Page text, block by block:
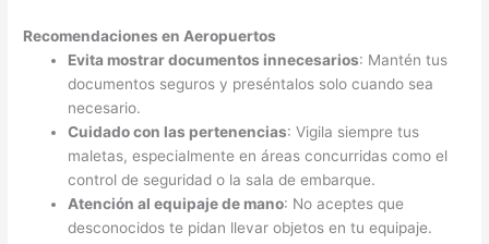
Recomendaciones en Aeropuertos
Evita mostrar documentos innecesarios: Mantén tus
documentos seguros y preséntalos solo cuando sea
necesario.
Cuidado con las pertenencias: Vigila siempre tus
maletas, especialmente en áreas concurridas como el
control de seguridad o la sala de embarque.
Atención al equipaje de mano: No aceptes que
desconocidos te pidan llevar objetos en tu equipaje.